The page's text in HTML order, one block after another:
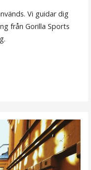
Vi guidar dig
från Gorilla Sports